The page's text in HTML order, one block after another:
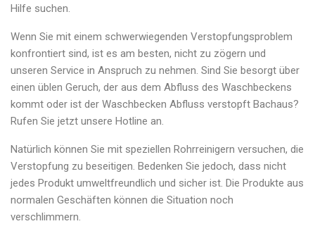
Hilfe suchen.
Wenn Sie mit einem schwerwiegenden Verstopfungsproblem
konfrontiert sind, ist es am besten, nicht zu zögern und
unseren Service in Anspruch zu nehmen. Sind Sie besorgt über
einen üblen Geruch, der aus dem Abfluss des Waschbeckens
kommt oder ist der Waschbecken Abfluss verstopft Bachaus?
Rufen Sie jetzt unsere Hotline an.
Natürlich können Sie mit speziellen Rohrreinigern versuchen, die
Verstopfung zu beseitigen. Bedenken Sie jedoch, dass nicht
jedes Produkt umweltfreundlich und sicher ist. Die Produkte aus
normalen Geschäften können die Situation noch
verschlimmern.